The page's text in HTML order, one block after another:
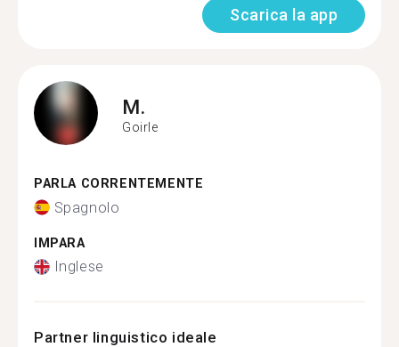
Scarica la app
M.
Goirle
PARLA CORRENTEMENTE
Spagnolo
IMPARA
Inglese
Partner linguistico ideale